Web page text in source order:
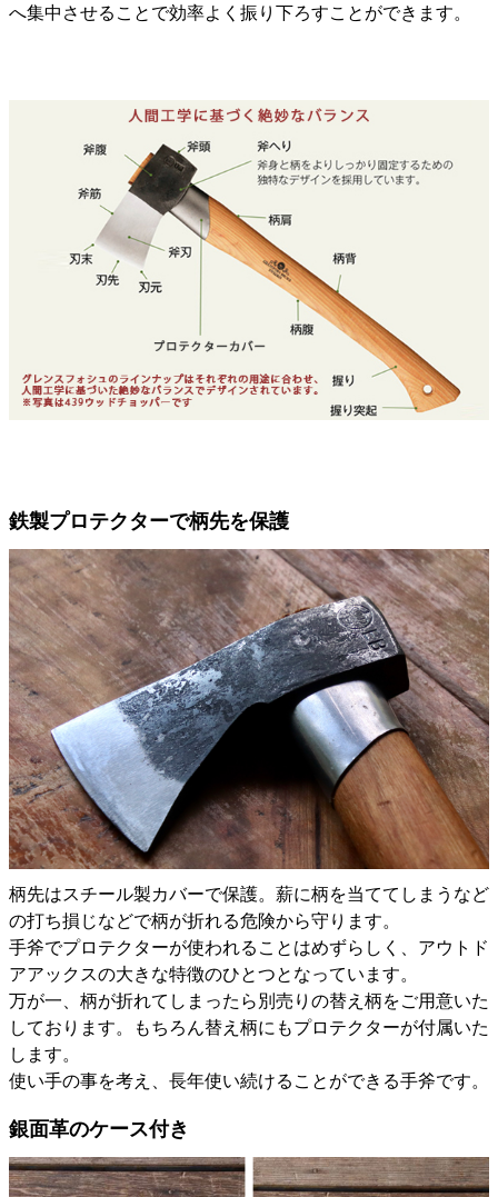
へ集中させることで効率よく振り下ろすことができます。
鉄製プロテクターで柄先を保護
柄先はスチール製カバーで保護。薪に柄を当ててしまうなど
の打ち損じなどで柄が折れる危険から守ります。
手斧でプロテクターが使われることはめずらしく、アウトド
アアックスの大きな特徴のひとつとなっています。
万が一、柄が折れてしまったら別売りの替え柄をご用意いた
しております。もちろん替え柄にもプロテクターが付属いた
します。
使い手の事を考え、長年使い続けることができる手斧です。
銀面革のケース付き